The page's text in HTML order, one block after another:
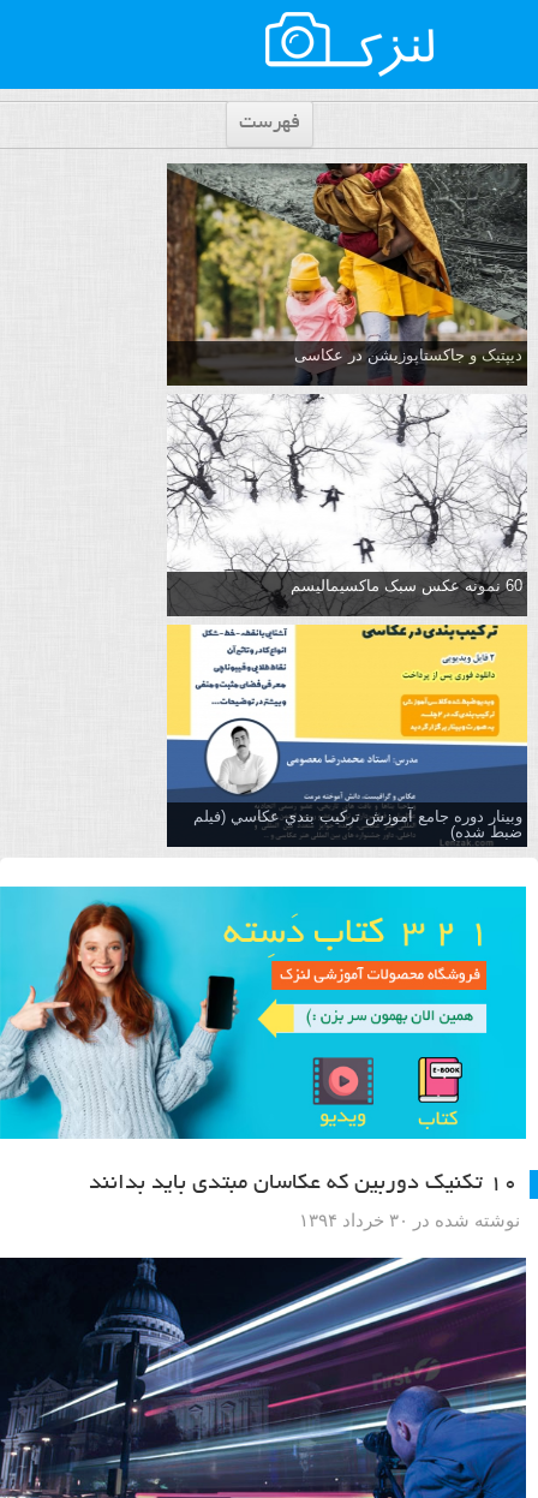
فهرست
دیپتیک و جاکستا‌پوزیشن در عکاسی
60 نمونه عکس سبک ماکسیمالیسم
وبینار دوره جامع آموزش تركيب بندي عكاسي (فیلم
ضبط شده)
۱۰ تکنیک دوربین که عکاسان مبتدی باید بدانند
نوشته شده در ۳۰ خرداد ۱۳۹۴